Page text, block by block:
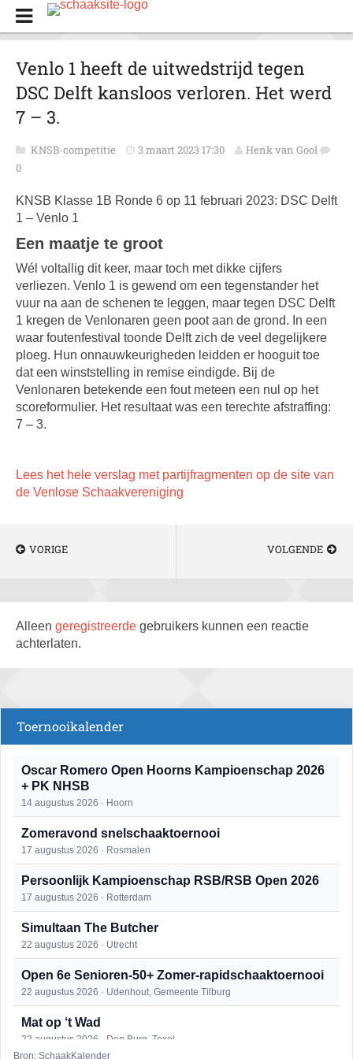
Venlo 1 heeft de uitwedstrijd tegen
DSC Delft kansloos verloren. Het werd
7 – 3.
KNSB-competitie 3 maart 2023 17:30
Henk van Gool
0
KNSB Klasse 1B Ronde 6 op 11 februari 2023: DSC Delft
1 – Venlo 1
Een maatje te groot
Wél voltallig dit keer, maar toch met dikke cijfers
verliezen. Venlo 1 is gewend om een tegenstander het
vuur na aan de schenen te leggen, maar tegen DSC Delft
1 kregen de Venlonaren geen poot aan de grond. In een
waar foutenfestival toonde Delft zich de veel degelijkere
ploeg. Hun onnauwkeurigheden leidden er hooguit toe
dat een winststelling in remise eindigde. Bij de
Venlonaren betekende een fout meteen een nul op het
scoreformulier. Het resultaat was een terechte afstraffing:
7 – 3.
Lees het hele verslag met partijfragmenten op de site van
de Venlose Schaakvereniging
VORIGE VOLGENDE
Alleen geregistreerde gebruikers kunnen een reactie
achterlaten.
Toernooikalender
Oscar Romero Open Hoorns Kampioenschap 2026
+ PK NHSB
14 augustus 2026 · Hoorn
Zomeravond snelschaaktoernooi
17 augustus 2026 · Rosmalen
Persoonlijk Kampioenschap RSB/RSB Open 2026
17 augustus 2026 · Rotterdam
Simultaan The Butcher
22 augustus 2026 · Utrecht
Open 6e Senioren-50+ Zomer-rapidschaaktoernooi
22 augustus 2026 · Udenhout, Gemeente Tilburg
Mat op ‘t Wad
22 augustus 2026 · Den Burg, Texel
Bron: SchaakKalender